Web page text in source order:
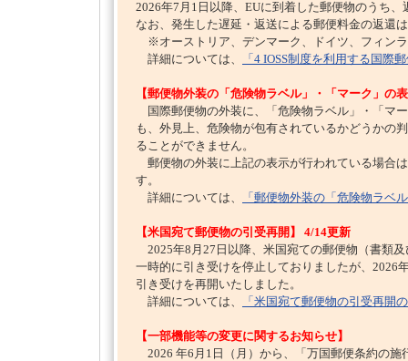
2026年7月1日以降、EUに到着した郵便物のうち
なお、発生した遅延・返送による郵便料金の返還
※オーストリア、デンマーク、ドイツ、フィン
詳細については、
「4 IOSS制度を利用する国際
【郵便物外装の「危険物ラベル」・「マーク」の
国際郵便物の外装に、「危険物ラベル」・「マ
も、外見上、危険物が包有されているかどうかの
ることができません。
郵便物の外装に上記の表示が行われている場合
す。
詳細については、
「郵便物外装の「危険物ラベ
【米国宛て郵便物の引受再開】 4/14更新
2025年8月27日以降、米国宛ての郵便物（書類
一時的に引き受けを停止しておりましたが、2026
引き受けを再開いたしました。
詳細については、
「米国宛て郵便物の引受再開
【一部機能等の変更に関するお知らせ】
2026 年6月1日（月）から、「万国郵便条約の施